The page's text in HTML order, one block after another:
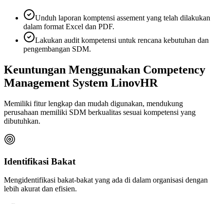
Unduh laporan komptensi assement yang telah dilakukan
dalam format Excel dan PDF.
Lakukan audit kompetensi untuk rencana kebutuhan dan
pengembangan SDM.
Keuntungan Menggunakan Competency
Management System LinovHR
Memiliki fitur lengkap dan mudah digunakan, mendukung
perusahaan memiliki SDM berkualitas sesuai kompetensi yang
dibutuhkan.
Identifikasi Bakat
Mengidentifikasi bakat-bakat yang ada di dalam organisasi dengan
lebih akurat dan efisien.